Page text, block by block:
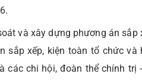
và xây dựng phương án sắp
sắp xếp, kiện toàn tổ chức
các chi hội, đoàn thể chính